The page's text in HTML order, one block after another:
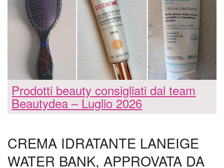
Prodotti beauty consigliati dal team
Beautydea – Luglio 2026
CREMA IDRATANTE LANEIGE
WATER BANK, APPROVATA DA